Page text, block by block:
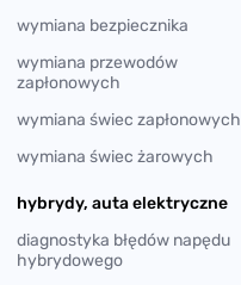
wymiana bezpiecznika
wymiana przewodów
zapłonowych
wymiana świec zapłonowych
wymiana świec żarowych
hybrydy, auta elektryczne
diagnostyka błędów napędu
hybrydowego